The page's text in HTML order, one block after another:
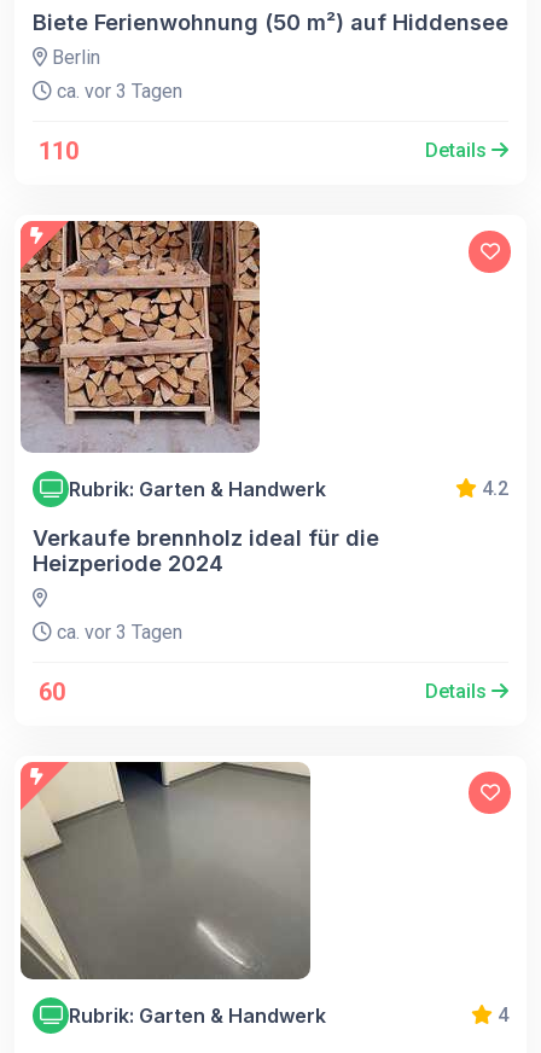
Biete Ferienwohnung (50 m²) auf Hiddensee
Berlin
ca. vor 3 Tagen
110 Details
Rubrik: Garten & Handwerk 4.2
Verkaufe brennholz ideal für die
Heizperiode 2024
ca. vor 3 Tagen
60 Details
Rubrik: Garten & Handwerk 4